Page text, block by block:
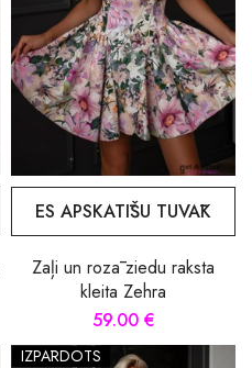
ES APSKATĪŠU TUVĀK
Zaļi un rozā ziedu raksta
kleita Zehra
59.00 €
IZPĀRDOTS